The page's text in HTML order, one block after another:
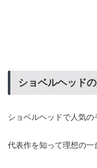
ショベルヘッド
ショベルヘッドで人気の
代表作を知って理想の一